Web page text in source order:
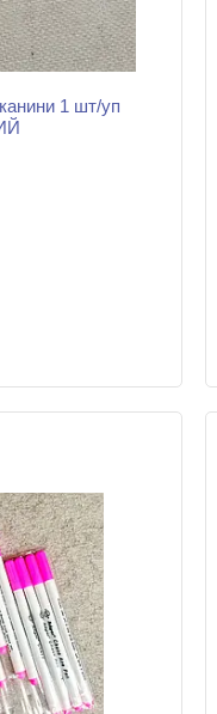
1 шт/уп